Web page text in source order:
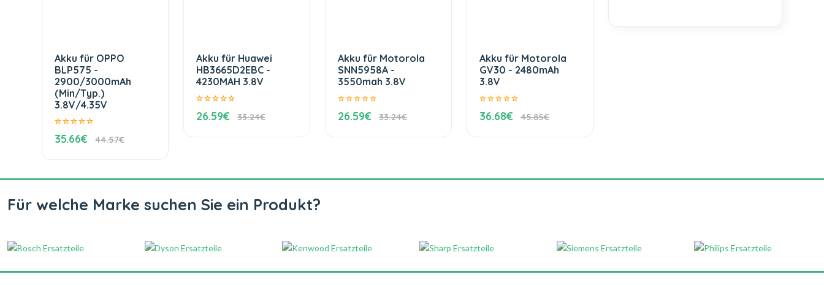
Akku für OPPO
BLP575 -
2900/3000mAh
(Min/Typ.)
3.8V/4.35V
35.66€ 44.57€
Akku für Huawei
HB3665D2EBC -
4230MAH 3.8V
26.59€ 33.24€
Akku für Motorola
SNN5958A -
3550mah 3.8V
26.59€ 33.24€
Akku für Motorola
GV30 - 2480mAh
3.8V
36.68€ 45.85€
Für welche Marke suchen Sie ein Produkt?